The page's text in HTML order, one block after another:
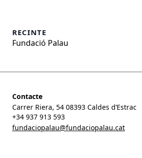
RECINTE
Fundació Palau
Contacte
Carrer Riera, 54 08393 Caldes d’Estrac
+34 937 913 593
fundaciopalau@fundaciopalau.cat